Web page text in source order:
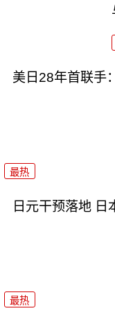
美日28年首联手
最热
日元干预落地 日
最热